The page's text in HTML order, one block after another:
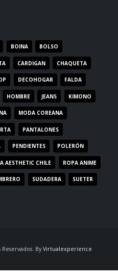
BOINA BOLSO
CARDIGAN CHAQUETA
DECOHOGAR FALDA
HOMBRE JEANS KIMONO
MODA COREANA
PANTALONES
PENDIENTES POLERÓN
AESTHETIC CHILE ROPA ANIME
SUDADERA SUETER
By Virtualexperience